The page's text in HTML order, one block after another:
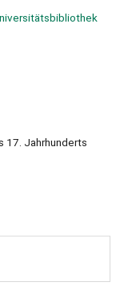
17. Jahrhunderts